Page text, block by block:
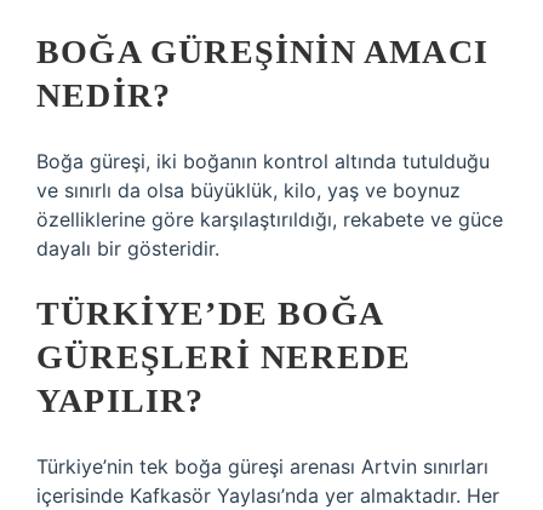
BOĞA GÜREŞININ AMACI
NEDIR?
Boğa güreşi, iki boğanın kontrol altında tutulduğu
ve sınırlı da olsa büyüklük, kilo, yaş ve boynuz
özelliklerine göre karşılaştırıldığı, rekabete ve güce
dayalı bir gösteridir.
TÜRKIYE’DE BOĞA
GÜREŞLERI NEREDE
YAPILIR?
Türkiye’nin tek boğa güreşi arenası Artvin sınırları
içerisinde Kafkasör Yaylası’nda yer almaktadır. Her